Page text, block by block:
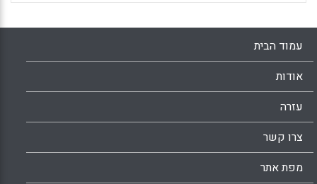
עמוד הבית
אודות
עזרה
צרו קשר
מפת אתר